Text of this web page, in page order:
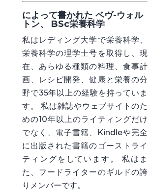
によって書かれた ベヴ-ウォル
トン、 BSc栄養科学
私はレディング大学で栄養科学、
栄養科学の理学士号を取得し、現
在、あらゆる種類の料理、食事計
画、レシピ開発、健康と栄養の分
野で35年以上の経験を持っていま
す。 私は雑誌やウェブサイトのた
めの10年以上のライティングだけ
でなく、電子書籍、Kindleや完全
に出版された書籍のゴーストライ
ティングをしています。 私はま
た、フードライターのギルドの誇
りメンバーです。